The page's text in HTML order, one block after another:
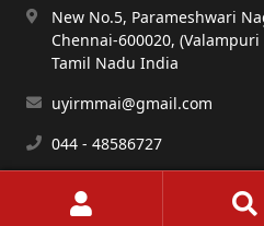
New No.5, Parameshwari
Chennai-600020,
Tamil Nadu India
uyirmmai@gmail.com
044 - 48586727